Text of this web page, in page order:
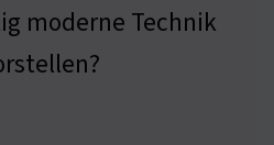
moderne Technik